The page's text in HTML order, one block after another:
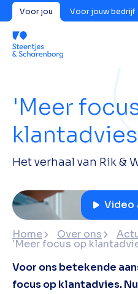
Voor jou Voor jouw bedrijf
'Meer
Het verhaal van Rik &
Video
Home Over ons
'Meer focus op
Voor ons betekende
focus op klantadvies.